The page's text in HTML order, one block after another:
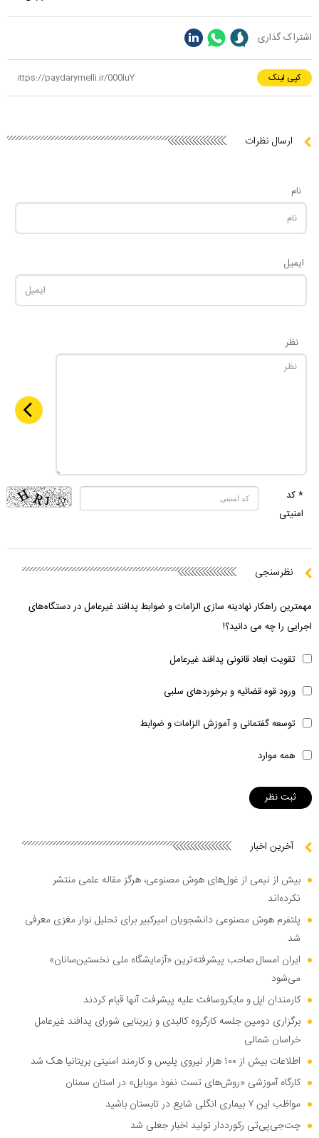
اشتراک گذاری
کپی لینک
ارسال نظرات
نام
ایمیل
نظر
* کد
امنیتی
نظرسنجی
مهمترین راهکار نهادینه سازی الزامات و ضوابط پدافند غیرعامل در دستگاه‌های
اجرایی را چه می دانید؟!
تقویت ابعاد قانونی پدافند غیرعامل
ورود قوه قضائیه و برخوردهای سلبی
توسعه گفتمانی و آموزش الزامات و ضوابط
همه موارد
آخرین اخبار
بیش از نیمی از غول‌های هوش مصنوعی، هرگز مقاله علمی منتشر
نکرده‌اند
پلتفرم هوش مصنوعی دانشجویان امیرکبیر برای تحلیل نوار مغزی معرفی
شد
ایران امسال صاحب پیشرفته‌ترین «آزمایشگاه ملی نخستین‌سانان»
می‌شود
کارمندان اپل و مایکروسافت علیه پیشرفت آنها قیام کردند
برگزاری دومین جلسه کارگروه کالبدی و زیربنایی شورای پدافند غیرعامل
خراسان شمالی
اطلاعات بیش از ۱۰۰ هزار نیروی پلیس و کارمند امنیتی بریتانیا هک شد
کارگاه آموزشی «روش‌های تست نفوذ موبایل» در استان سمنان
مواظب این ۷ بیماری انگلی شایع در تابستان باشید
چت‌جی‌پی‌تی رکورددار تولید اخبار جعلی شد